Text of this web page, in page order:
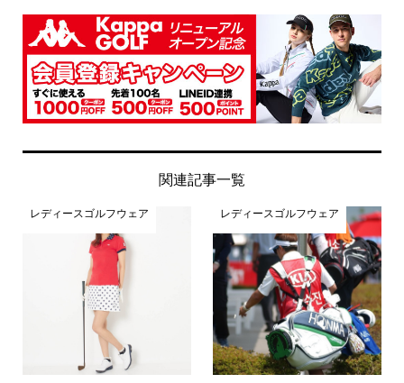
関連記事一覧
レディースゴルフウェア レディースゴルフウェア